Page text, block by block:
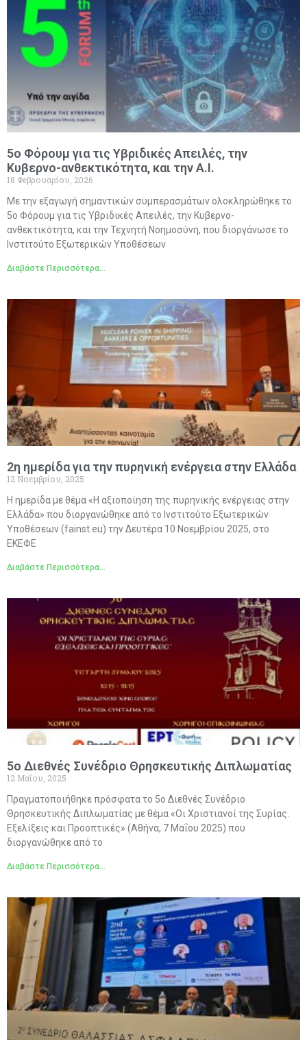
5ο Φόρουμ για τις Υβριδικές Απειλές, την
Κυβερνο-ανθεκτικότητα, και την A.I.
18 Φεβρουαρίου, 2026
Με την εξαγωγή σημαντικών συμπερασμάτων ολοκληρώθηκε το
5ο Φόρουμ για τις Υβριδικές Απειλές, την Κυβερνο-
ανθεκτικότητα, και την Τεχνητή Νοημοσύνη, που διοργάνωσε το
Ινστιτούτο Εξωτερικών Υποθέσεων
Διαβάστε Περισσότερα...
2η ημερίδα για την πυρηνική ενέργεια στην Ελλάδα
12 Νοεμβρίου, 2025
Η ημερίδα με θέμα «Η αξιοποίηση της πυρηνικής ενέργειας στην
Ελλάδα» που διοργανώθηκε από το Ινστιτούτο Εξωτερικών
Υποθέσεων (fainst.eu) την Δευτέρα 10 Νοεμβρίου 2025, στο
ΕΚΕΦΕ
Διαβάστε Περισσότερα...
5ο Διεθνές Συνέδριο Θρησκευτικής Διπλωματίας
12 Μαΐου, 2025
Πραγματοποιήθηκε πρόσφατα το 5ο Διεθνές Συνέδριο
Θρησκευτικής Διπλωματίας με θέμα «Οι Χριστιανοί της Συρίας.
Εξελίξεις και Προοπτικές» (Αθήνα, 7 Μαΐου 2025) που
διοργανώθηκε από το
Διαβάστε Περισσότερα...